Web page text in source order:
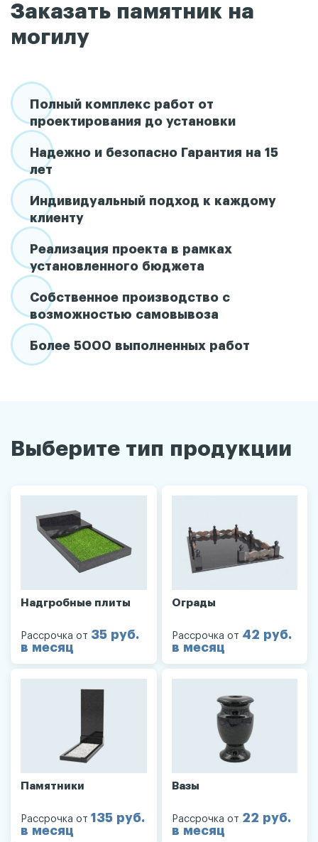
Заказать памятник на
могилу
Полный комплекс работ от
проектирования до установки
Надежно и безопасно Гарантия на 15
лет
Индивидуальный подход к каждому
клиенту
Реализация проекта в рамках
установленного бюджета
Собственное производство с
возможностью самовывоза
Более 5000 выполненных работ
Выберите тип продукции
Надгробные плиты
Рассрочка от 35 руб.
в месяц
Ограды
Рассрочка от 42 руб.
в месяц
Памятники
Рассрочка от 135 руб.
в месяц
Вазы
Рассрочка от 22 руб.
в месяц